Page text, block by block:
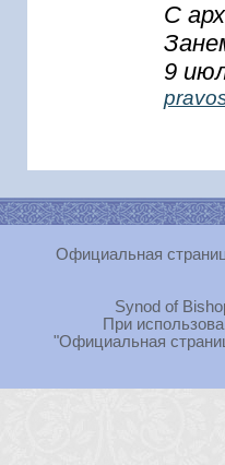
С
9
Официальная
Synod of
При
"Официальная